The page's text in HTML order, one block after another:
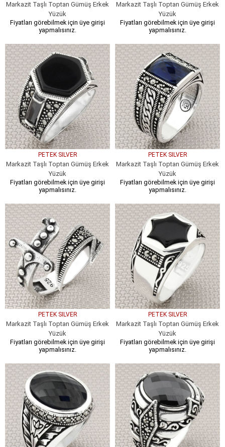
Markazit Taşlı Toptan Gümüş Erkek
Yüzük
Fiyatları görebilmek için üye girişi
yapmalısınız.
Markazit Taşlı Toptan Gümüş Erkek
Yüzük
Fiyatları görebilmek için üye girişi
yapmalısınız.
PETEK SILVER
Markazit Taşlı Toptan Gümüş Erkek
Yüzük
Fiyatları görebilmek için üye girişi
yapmalısınız.
PETEK SILVER
Markazit Taşlı Toptan Gümüş Erkek
Yüzük
Fiyatları görebilmek için üye girişi
yapmalısınız.
PETEK SILVER
Markazit Taşlı Toptan Gümüş Erkek
Yüzük
Fiyatları görebilmek için üye girişi
yapmalısınız.
PETEK SILVER
Markazit Taşlı Toptan Gümüş Erkek
Yüzük
Fiyatları görebilmek için üye girişi
yapmalısınız.